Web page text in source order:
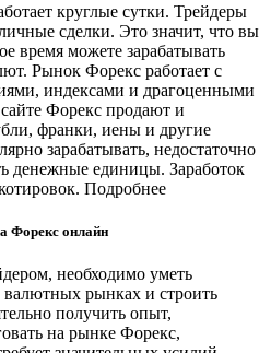
круглые сутки. Трейдеры
сделки. Это значит, что вы
время можете зарабатывать
Рынок Форекс работает с
индексами и драгоценными
Форекс продают и
франки, иены и другие
зарабатывать, недостаточно
денежные единицы. Заработок
Подробнее
Форекс онлайн
необходимо уметь
валютных рынках и строить
получить опыт,
на рынке Форекс,